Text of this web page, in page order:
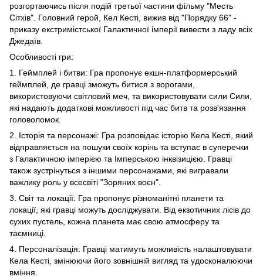
розгортаючись після подій третьої частини фільму "Месть
Сітхів". Головний герой, Кел Кесті, вижив від "Порядку 66" -
приказу екстримістської Галактичної імперії вивести з ладу всіх
Джедаїв.
Особливості гри:
1. Геймплей і битви: Гра пропонує екшн-платформерський
геймплей, де гравці зможуть битися з ворогами,
використовуючи світловий меч, та використовувати сили Сили,
які надають додаткові можливості під час битв та розв'язання
головоломок.
2. Історія та персонажі: Гра розповідає історію Кела Кесті, який
відправляється на пошуки своїх корінь та вступає в суперечки
з Галактичною імперією та Імперською інквізицією. Гравці
також зустрінуться з іншими персонажами, які вигравали
важлику роль у всесвіті "Зоряних воєн".
3. Світ та локації: Гра пропонує різноманітні планети та
локації, які гравці можуть досліджувати. Від екзотичних лісів до
сухих пустель, кожна планета має свою атмосферу та
таємниці.
4. Персоналізація: Гравці матимуть можливість налаштовувати
Кела Кесті, змінюючи його зовнішній вигляд та удосконалюючи
вміння.